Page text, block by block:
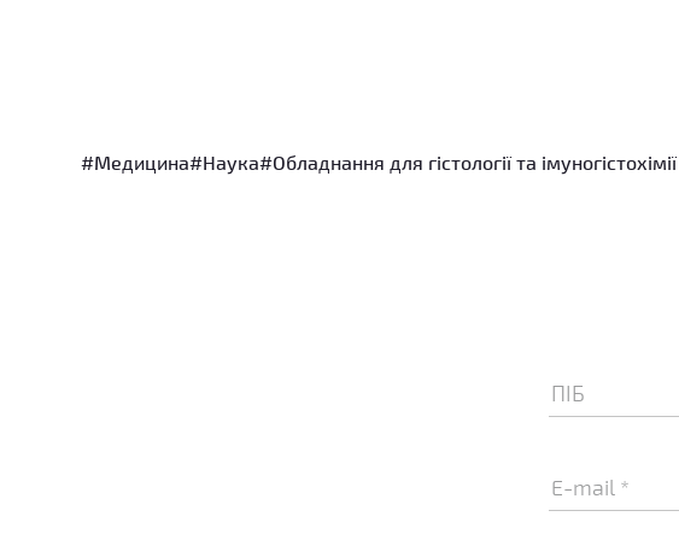
#Медицина#Наука#Обладнання для гістології та імуногістохімії